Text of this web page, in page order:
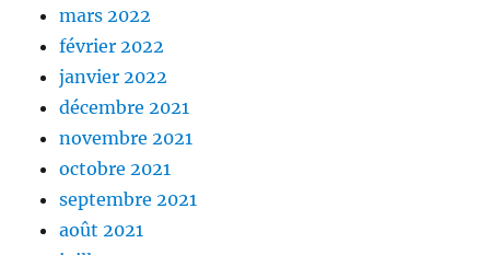
mars 2022
février 2022
janvier 2022
décembre 2021
novembre 2021
octobre 2021
septembre 2021
août 2021